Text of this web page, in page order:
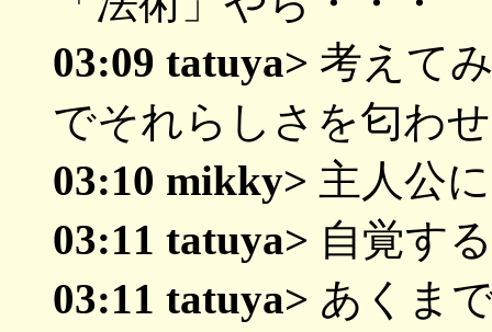
03:09 tatuya> 考えて
でそれらしさを匂わ
03:10 mikky> 主人公
03:11 tatuya> 自覚す
03:11 tatuya> あくま